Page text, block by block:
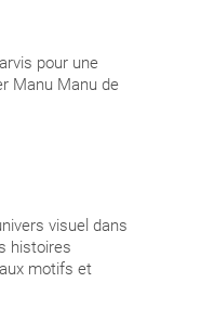
pour une
Manu Manu de
visuel dans
histoires
motifs et